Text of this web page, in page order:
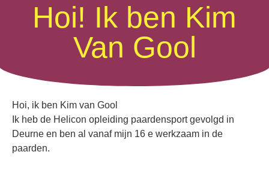
Hoi! Ik ben Kim
Van Gool
Hoi, ik ben Kim van Gool
Ik heb de Helicon opleiding paardensport gevolgd in
Deurne en ben al vanaf mijn 16 e werkzaam in de
paarden.